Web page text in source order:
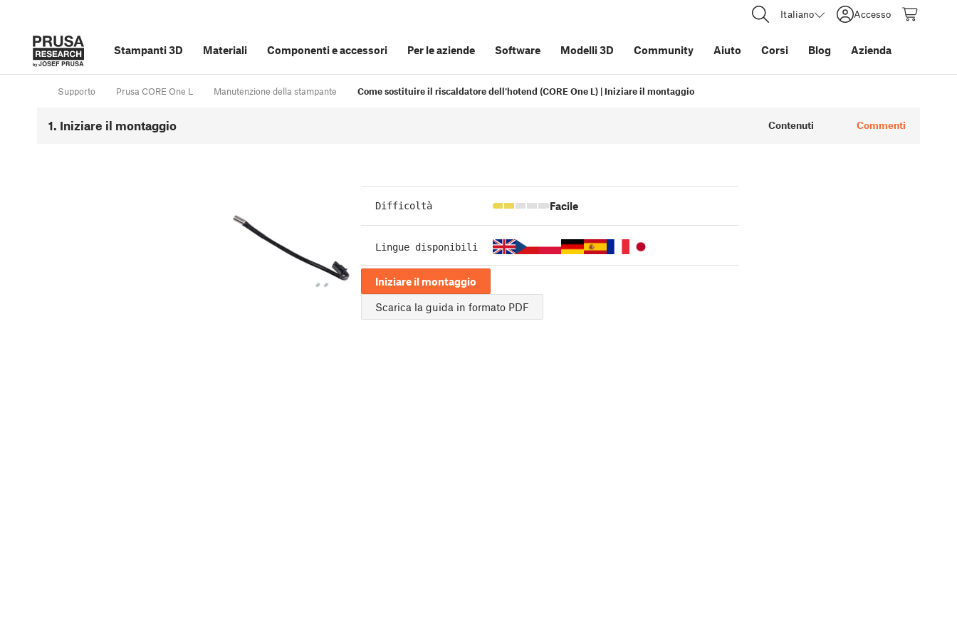
Italiano Accesso
Stampanti 3D Materiali Componenti e accessori Per le aziende Software Modelli 3D Community Aiuto Corsi Blog Azienda
Supporto Prusa CORE One L Manutenzione della stampante Come sostituire il riscaldatore dell'hotend (CORE One L) | Iniziare il montaggio
1. Iniziare il montaggio Contenuti Commenti
Difficoltà Facile
Lingue disponibili
Iniziare il montaggio
Scarica la guida in formato PDF